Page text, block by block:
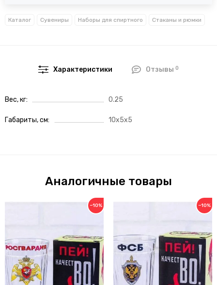
Каталог Сувениры Наборы для спиртного Стаканы и рюмки
Характеристики Отзывы 0
Вес, кг 0.25
Габариты, см 10x5x5
Аналогичные товары
−10% −10%